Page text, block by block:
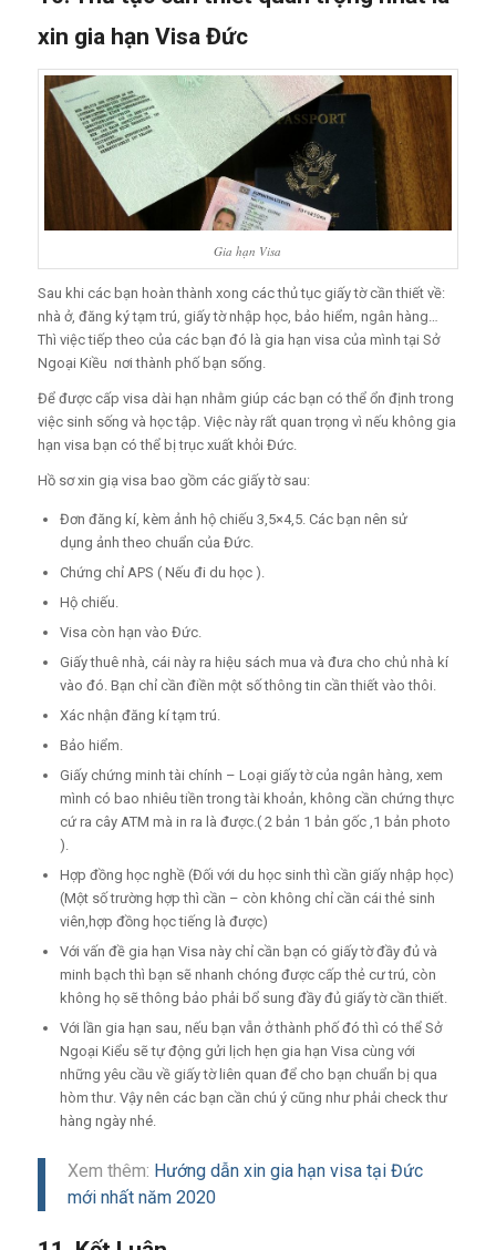
xin gia hạn Visa Đức
Gia hạn Visa
Sau khi các bạn hoàn thành xong các thủ tục giấy tờ cần thiết về:
nhà ở, đăng ký tạm trú, giấy tờ nhập học, bảo hiểm, ngân hàng…
Thì việc tiếp theo của các bạn đó là gia hạn visa của mình tại Sở
Ngoại Kiều nơi thành phố bạn sống.
Để được cấp visa dài hạn nhằm giúp các bạn có thể ổn định trong
việc sinh sống và học tập. Việc này rất quan trọng vì nếu không gia
hạn visa bạn có thể bị trục xuất khỏi Đức.
Hồ sơ xin giạ visa bao gồm các giấy tờ sau:
Đơn đăng kí, kèm ảnh hộ chiếu 3,5×4,5. Các bạn nên sử
dụng ảnh theo chuẩn của Đức.
Chứng chỉ APS ( Nếu đi du học ).
Hộ chiếu.
Visa còn hạn vào Đức.
Giấy thuê nhà, cái này ra hiệu sách mua và đưa cho chủ nhà kí
vào đó. Bạn chỉ cần điền một số thông tin cần thiết vào thôi.
Xác nhận đăng kí tạm trú.
Bảo hiểm.
Giấy chứng minh tài chính – Loại giấy tờ của ngân hàng, xem
mình có bao nhiêu tiền trong tài khoản, không cần chứng thực
cứ ra cây ATM mà in ra là được.( 2 bản 1 bản gốc ,1 bản photo
).
Hợp đồng học nghề (Đối với du học sinh thì cần giấy nhập học)
(Một số trường hợp thì cần – còn không chỉ cần cái thẻ sinh
viên,hợp đồng học tiếng là được)
Với vấn đề gia hạn Visa này chỉ cần bạn có giấy tờ đầy đủ và
minh bạch thì bạn sẽ nhanh chóng được cấp thẻ cư trú, còn
không họ sẽ thông bảo phải bổ sung đầy đủ giấy tờ cần thiết.
Với lần gia hạn sau, nếu bạn vẫn ở thành phố đó thì có thể Sở
Ngoại Kiểu sẽ tự động gửi lịch hẹn gia hạn Visa cùng với
những yêu cầu về giấy tờ liên quan để cho bạn chuẩn bị qua
hòm thư. Vậy nên các bạn cần chú ý cũng như phải check thư
hàng ngày nhé.
Xem thêm: Hướng dẫn xin gia hạn visa tại Đức
mới nhất năm 2020